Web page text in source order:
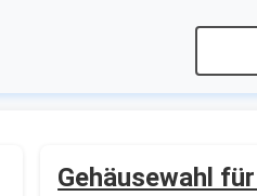
Gehäusewahl